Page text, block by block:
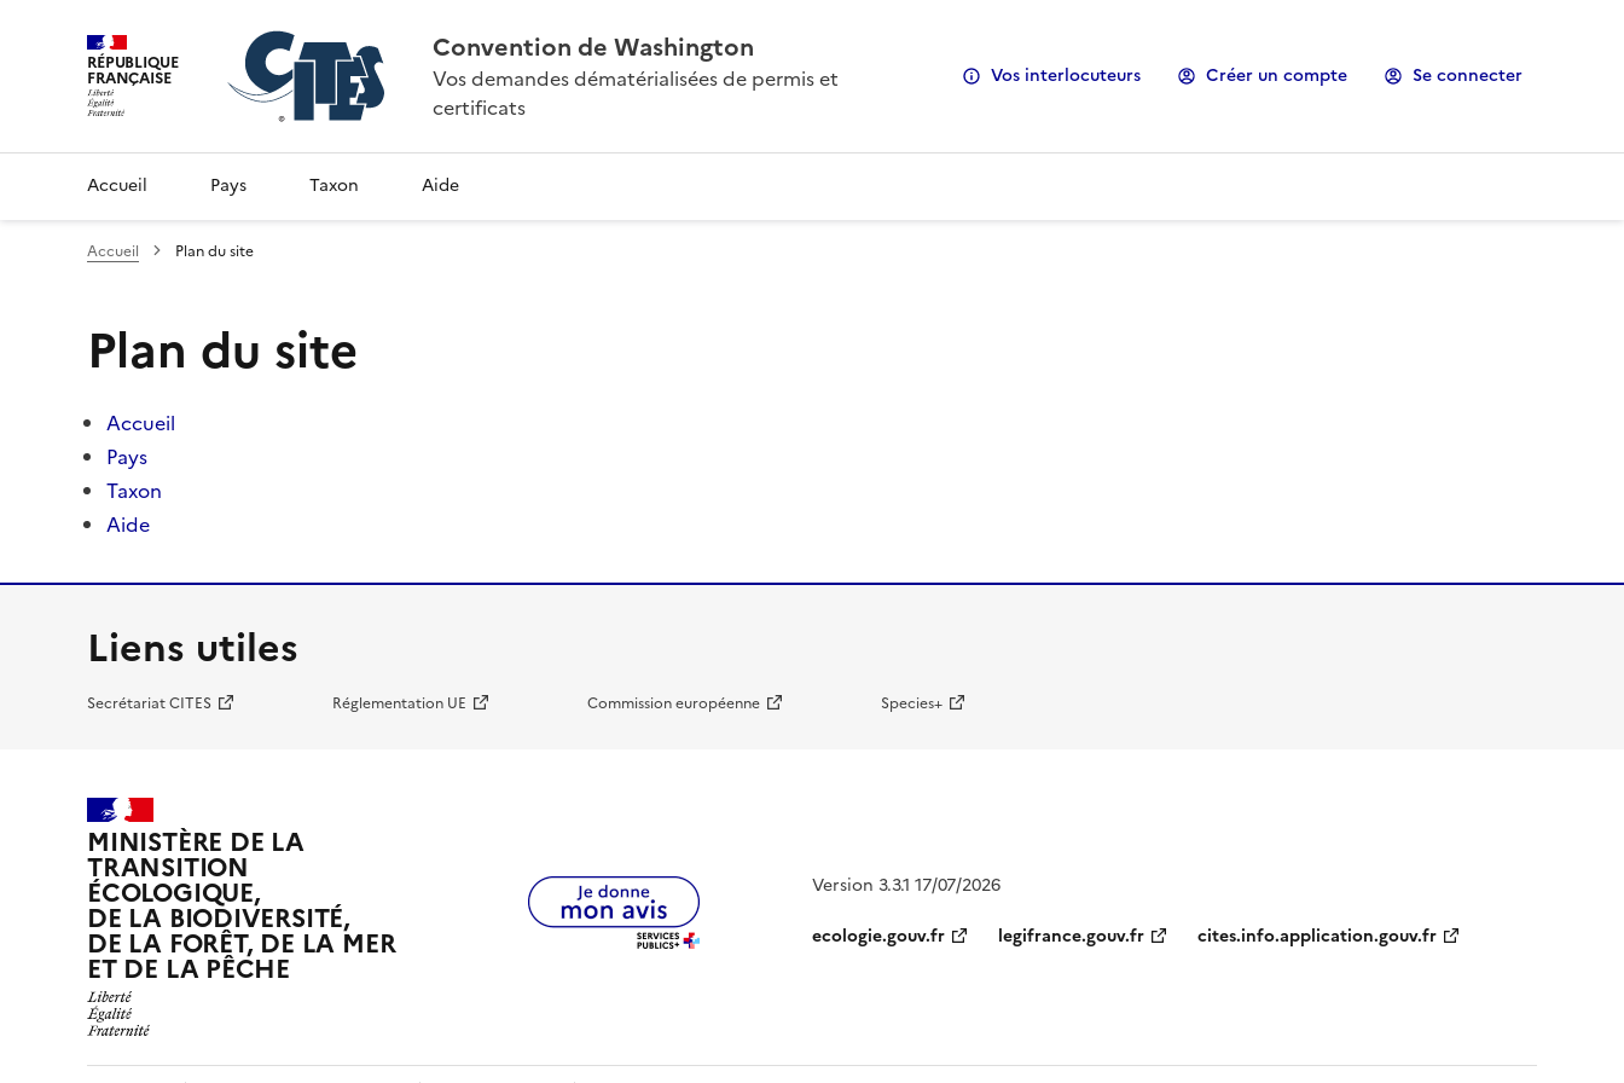
RÉPUBLIQUE
FRANÇAISE
Convention de Washington
Vos demandes dématérialisées de permis et
certificats
Vos interlocuteurs Créer un compte Se connecter
Accueil Pays Taxon Aide
Accueil Plan du site
Plan du site
Accueil
Pays
Taxon
Aide
Liens utiles
Secrétariat CITES Réglementation UE Commission européenne Species+
MINISTÈRE DE LA
TRANSITION
ÉCOLOGIQUE,
DE LA BIODIVERSITÉ,
DE LA FORÊT, DE LA MER
ET DE LA PÊCHE
Version 3.3.1 17/07/2026
ecologie.gouv.fr
legifrance.gouv.fr cites.info.application.gouv.fr